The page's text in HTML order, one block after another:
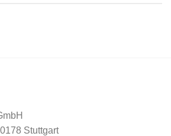
Stuttgart